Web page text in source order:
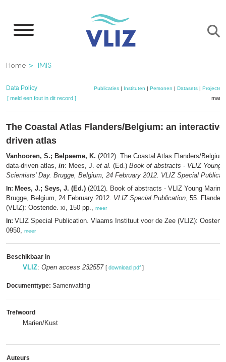
naar
inhoud
gaan
Kruimelpad
Home IMIS
Data Policy Publicaties| Instituten | Personen | Datasets| Projecten
[ meld een fout in dit record ]
The Coastal Atlas Flanders/Belgium: an
driven atlas
Vanhooren, S.; Belpaeme, K. (2012). The Coastal Atlas Flanders/
data-driven atlas, in: Mees, J. et al. (Ed.) Book of abstracts - VLIZ Young
Scientists' Day. Brugge, Belgium, 24 February 2012. VLIZ Special
In: Mees, J.; Seys, J. (Ed.) (2012). Book of abstracts - VLIZ Young
Brugge, Belgium, 24 February 2012. VLIZ Special Publication, 55.
(VLIZ): Oostende. xi, 150 pp., meer
In: VLIZ Special Publication. Vlaams Instituut voor de Zee (VLIZ):
0950, meer
Beschikbaar in
VLIZ: Open access 232557 [ download pdf ]
Documenttype: Samenvatting
Trefwoord
Marien/Kust
Auteurs